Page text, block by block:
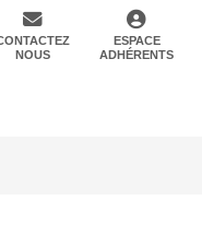
NOUS
ESPACE
ADHÉRENTS